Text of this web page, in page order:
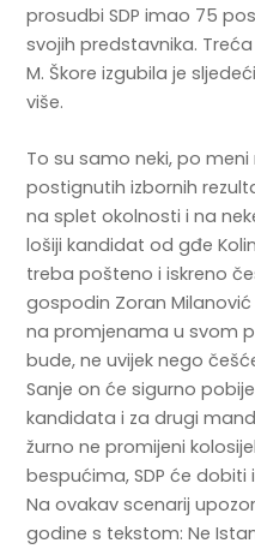
prosudbi SDP imao 75
svojih predstavnika.
M. Škore izgubila je
više.
To su samo neki, po
postignutih izbornih
na splet okolnosti i na
lošiji kandidat od gđe
treba pošteno i iskreno
gospodin Zoran
na promjenama u svom
bude, ne uvijek nego
Sanje on će sigurno
kandidata i za drugi
žurno ne promijeni
bespućima, SDP će
Na ovakav scenarij
godine s tekstom: Ne